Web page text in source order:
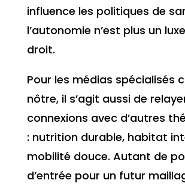
influence les politiques de
l’autonomie n’est plus un
droit.
Pour les médias spécialisés
nôtre, il s’agit aussi de
connexions avec d’autres
: nutrition durable, habitat
mobilité douce. Autant de
d’entrée pour un futur